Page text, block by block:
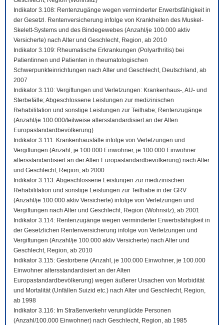
Indikator 3.108: Rentenzugänge wegen verminderter Erwerbsfähigkeit in
der Gesetzl. Rentenversicherung infolge von Krankheiten des Muskel-
Skelett-Systems und des Bindegewebes (Anzahl/je 100.000 aktiv
Versicherte) nach Alter und Geschlecht, Region, ab 2010
Indikator 3.109: Rheumatische Erkrankungen (Polyarthritis) bei
Patientinnen und Patienten in rheumatologischen
Schwerpunkteinrichtungen nach Alter und Geschlecht, Deutschland, ab
2007
Indikator 3.110: Vergiftungen und Verletzungen: Krankenhaus-, AU- und
Sterbefälle; Abgeschlossene Leistungen zur medizinischen
Rehabilitation und sonstige Leistungen zur Teilhabe; Rentenzugänge
(Anzahl/je 100.000/teilweise altersstandardisiert an der Alten
Europastandardbevölkerung)
Indikator 3.111: Krankenhausfälle infolge von Verletzungen und
Vergiftungen (Anzahl, je 100.000 Einwohner, je 100.000 Einwohner
altersstandardisiert an der Alten Europastandardbevölkerung) nach Alter
und Geschlecht, Region, ab 2000
Indikator 3.113: Abgeschlossene Leistungen zur medizinischen
Rehabilitation und sonstige Leistungen zur Teilhabe in der GRV
(Anzahl/je 100.000 aktiv Versicherte) infolge von Verletzungen und
Vergiftungen nach Alter und Geschlecht, Region (Wohnsitz), ab 2001
Indikator 3.114: Rentenzugänge wegen verminderter Erwerbsfähigkeit in
der Gesetzlichen Rentenversicherung infolge von Verletzungen und
Vergiftungen (Anzahl/je 100.000 aktiv Versicherte) nach Alter und
Geschlecht, Region, ab 2010
Indikator 3.115: Gestorbene (Anzahl, je 100.000 Einwohner, je 100.000
Einwohner altersstandardisiert an der Alten
Europastandardbevölkerung) wegen äußerer Ursachen von Morbidität
und Mortalität (Unfällen Suizid etc.) nach Alter und Geschlecht, Region,
ab 1998
Indikator 3.116: Im Straßenverkehr verunglückte Personen
(Anzahl/100.000 Einwohner) nach Geschlecht, Region, ab 1985